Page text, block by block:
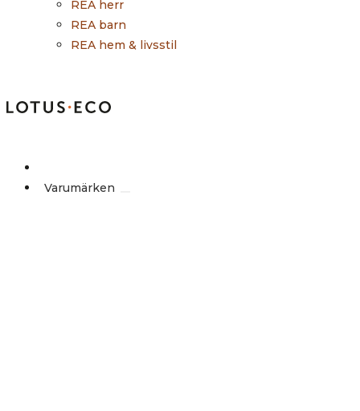
REA herr
REA barn
REA hem & livsstil
Varumärken